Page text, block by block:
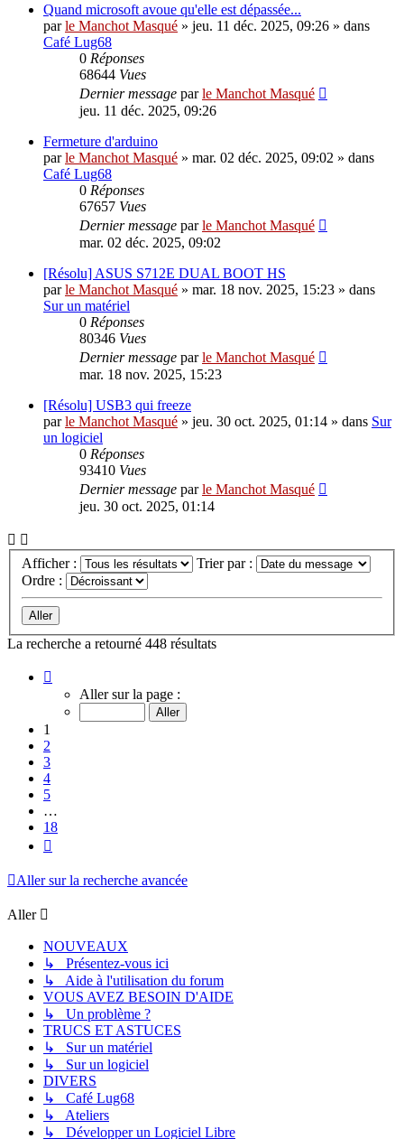
Quand microsoft avoue qu'elle est dépassée...
parle Manchot Masqué » jeu. 11 déc. 2025, 09:26 » dans
Café Lug68
0 Réponses
68644 Vues
Dernier message parle Manchot Masqué
jeu. 11 déc. 2025, 09:26
Fermeture d'arduino
parle Manchot Masqué » mar. 02 déc. 2025, 09:02 » dans
Café Lug68
0 Réponses
67657 Vues
Dernier message parle Manchot Masqué
mar. 02 déc. 2025, 09:02
[Résolu] ASUS S712E DUAL BOOT HS
parle Manchot Masqué » mar. 18 nov. 2025, 15:23 » dans
Sur un matériel
0 Réponses
80346 Vues
Dernier message parle Manchot Masqué
mar. 18 nov. 2025, 15:23
[Résolu] USB3 qui freeze
parle Manchot Masqué » jeu. 30 oct. 2025, 01:14 » dans Sur
un logiciel
0 Réponses
93410 Vues
Dernier message parle Manchot Masqué
jeu. 30 oct. 2025, 01:14
Afficher :
Trier par :
Ordre :
La recherche a retourné 448 résultats
sur
Aller sur la page :
1
2
3
4
5
…
18
Aller sur la recherche avancée
Aller
NOUVEAUX
↳ Présentez-vous ici
↳ Aide à l'utilisation du forum
VOUS AVEZ BESOIN D'AIDE
↳ Un problème ?
TRUCS ET ASTUCES
↳ Sur un matériel
↳ Sur un logiciel
DIVERS
↳ Café Lug68
↳ Ateliers
↳ Développer un Logiciel Libre